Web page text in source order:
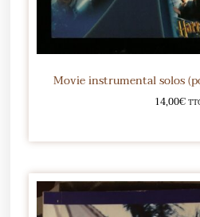
Movie instrumental solos
14,00€